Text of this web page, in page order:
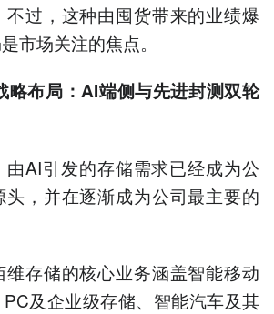
过，这种由囤货带来的业绩爆
市场关注的焦点。
略布局：AI端侧与先进封测双轮
由AI引发的存储需求已经成为公
，并在逐渐成为公司最主要的
存储的核心业务涵盖智能移动
及企业级存储、智能汽车及其